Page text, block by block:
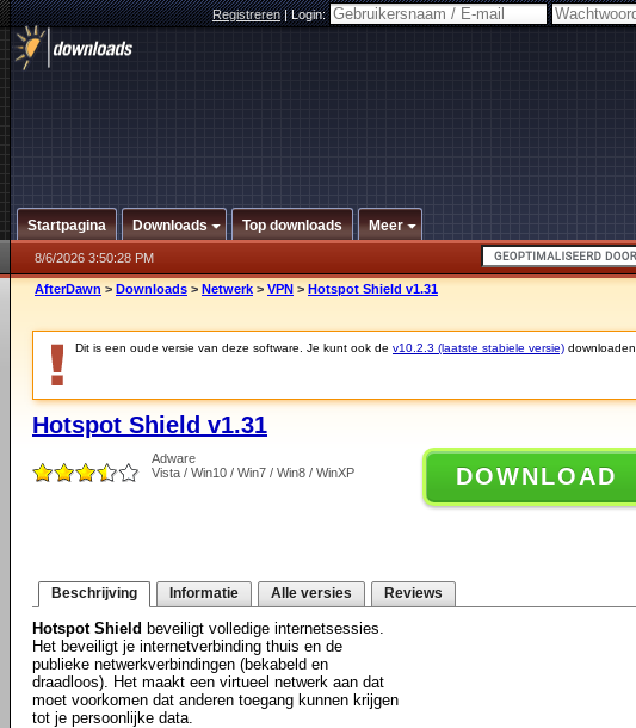
Registreren|Login:
Startpagina Downloads Top downloads Meer
8/6/2026 3:50:28 PM
AfterDawn > Downloads > Netwerk > VPN > Hotspot Shield v1.31
Dit is een oude versie van deze software. Je kunt ook de v10.2.3 (laatste stabiele versie) downloaden.
Hotspot Shield v1.31
Adware
Vista / Win10 / Win7 / Win8 / WinXP
DOWNLOAD
Beschrijving Informatie Alle versies Reviews
Hotspot Shield beveiligt volledige internetsessies.
Het beveiligt je internetverbinding thuis en de
publieke netwerkverbindingen (bekabeld en
draadloos). Het maakt een virtueel netwerk aan dat
moet voorkomen dat anderen toegang kunnen krijgen
tot je persoonlijke data.